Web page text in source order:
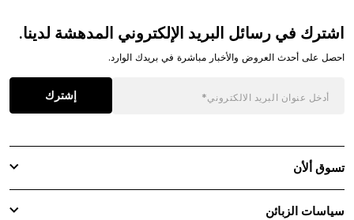
اشترك في رسائل البريد الإلكتروني المدهشة لدينا.
احصل على أحدث العروض والأخبار مباشرة في بريدك الوارد.
إشترك
تسوق ألأن
سياسات الزبائن